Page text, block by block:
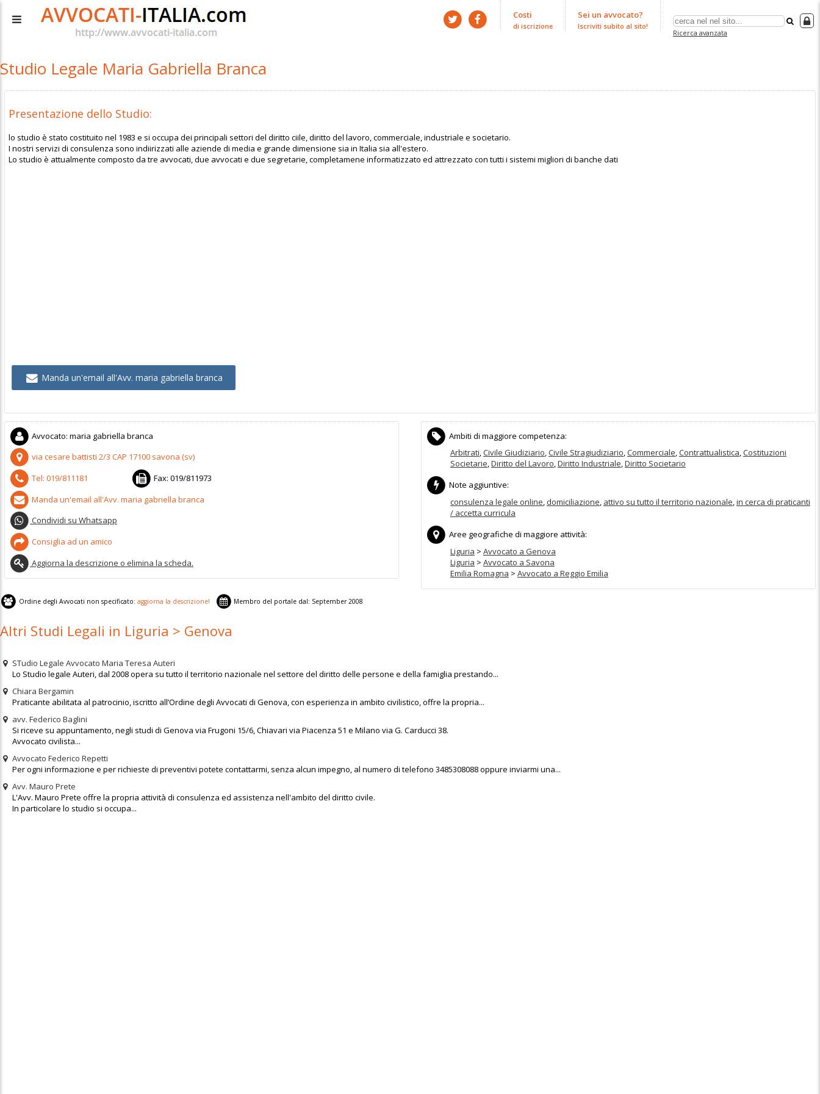
Ricerca avanzata
Sei un avvocato?
Iscriviti subito al sito!
Costi
di iscrizione
Studio Legale Maria Gabriella Branca
Presentazione dello Studio:
lo studio è stato costituito nel 1983 e si occupa dei principali settori del diritto ciile, diritto del lavoro, commerciale, industriale e societario.
I nostri servizi di consulenza sono indiirizzati alle aziende di media e grande dimensione sia in Italia sia all'estero.
Lo studio è attualmente composto da tre avvocati, due avvocati e due segretarie, completamene informatizzato ed attrezzato con tutti i sistemi migliori di banche dati
Manda un'email all'Avv. maria gabriella branca
Avvocato:maria gabriella branca
via cesare battisti 2/3 CAP 17100 savona (sv)
Tel:019/811181 Fax:019/811973
Manda un'email all'Avv. maria gabriella branca
Condividi su Whatsapp
Consiglia ad un amico
Aggiorna la descrizione o elimina la scheda.
Ambiti di maggiore competenza:
Arbitrati,Civile Giudiziario,Civile Stragiudiziario,Commerciale,Contrattualistica,Costituzioni
Societarie,Diritto del Lavoro,Diritto Industriale,Diritto Societario
Note aggiuntive:
consulenza legale online, domiciliazione, attivo su tutto il territorio nazionale,in cerca di praticanti
/ accetta curricula
Aree geografiche di maggiore attività:
Liguria > Avvocato a Genova
Liguria > Avvocato a Savona
Emilia Romagna > Avvocato a Reggio Emilia
Ordine degli Avvocati non specificato: aggiorna la descrizione! Membro del portale dal: September 2008
Altri Studi Legali in Liguria > Genova
STudio Legale Avvocato Maria Teresa Auteri
Lo Studio legale Auteri, dal 2008 opera su tutto il territorio nazionale nel settore del diritto delle persone e della famiglia prestando...
Chiara Bergamin
Praticante abilitata al patrocinio, iscritto all’Ordine degli Avvocati di Genova, con esperienza in ambito civilistico, offre la propria...
avv. Federico Baglini
Si riceve su appuntamento, negli studi di Genova via Frugoni 15/6, Chiavari via Piacenza 51 e Milano via G. Carducci 38.
Avvocato civilista...
Avvocato Federico Repetti
Per ogni informazione e per richieste di preventivi potete contattarmi, senza alcun impegno, al numero di telefono 3485308088 oppure inviarmi una...
Avv. Mauro Prete
L'Avv. Mauro Prete offre la propria attività di consulenza ed assistenza nell'ambito del diritto civile.
In particolare lo studio si occupa...